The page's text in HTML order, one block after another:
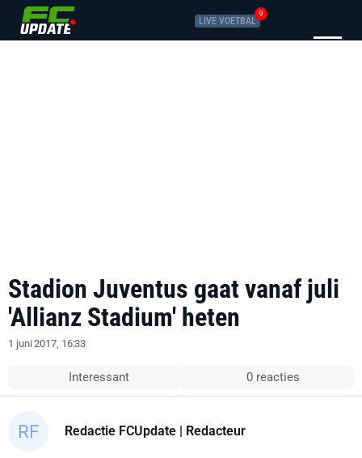
LIVE VOETBAL
9
Stadion Juventus gaat vanaf juli
'Allianz Stadium' heten
1 juni 2017, 16:33
Interessant 0 reacties
Redactie FCUpdate | Redacteur